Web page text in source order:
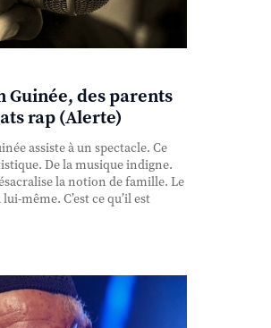
Guinée, des parents
rap (Alerte)
assiste à un spectacle. Ce
De la musique indigne.
la notion de famille. Le
même. C’est ce qu’il est